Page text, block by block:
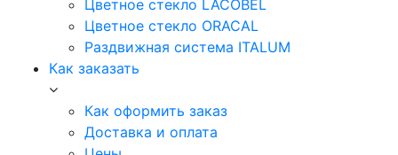
Цветное стекло LACOBEL
Цветное стекло ORACAL
Раздвижная система ITALUM
Как заказать
Как оформить заказ
Доставка и оплата